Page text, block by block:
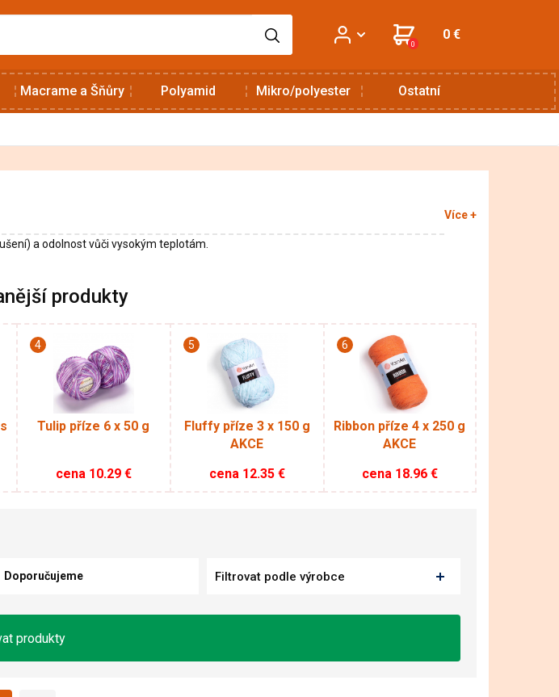
0
0 €
Macrame a Šňůry Polyamid Mikro/polyester Ostatní
Více +
a odolnost vůči vysokým teplotám.
produkty
4
Tulip příze 6 x 50 g
cena 10.29€
5
Fluffy příze 3 x 150 g
AKCE
cena 12.35€
6
Ribbon příze 4 x 250 g
AKCE
cena 18.96€
Doporučujeme Filtrovat podle výrobce
produkty